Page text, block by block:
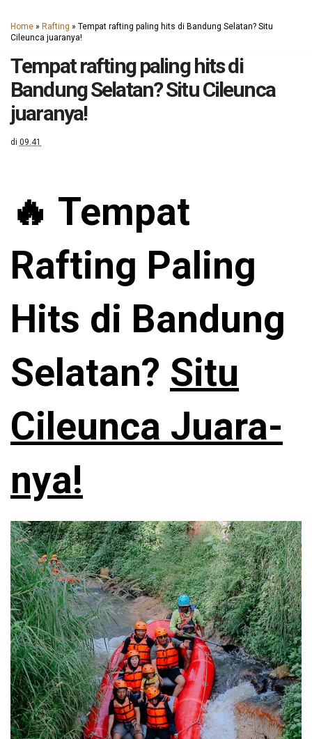
Home » Rafting » Tempat rafting paling hits di Bandung Selatan? Situ
Cileunca juaranya!
Tempat rafting paling hits di
Bandung Selatan? Situ Cileunca
juaranya!
di 09.41
🔥 Tempat
Rafting Paling
Hits di Bandung
Selatan? Situ
Cileunca Juara-
nya!